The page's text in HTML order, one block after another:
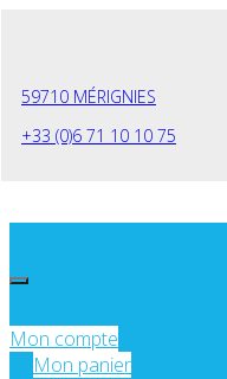
59710 MÉRIGNIES
+33 (0)6 71 10 10 75
Mon compte
Mon panier